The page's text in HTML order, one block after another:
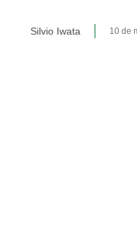
Silvio Iwata 10 de